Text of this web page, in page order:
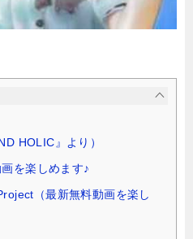
HOLIC』より）
を楽しめます♪
（最新無料動画を楽し